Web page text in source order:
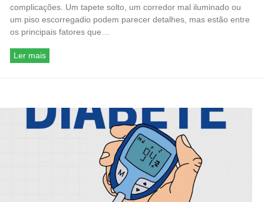
complicações. Um tapete solto, um corredor mal iluminado ou
um piso escorregadio podem parecer detalhes, mas estão entre
os principais fatores que…
Ler mais